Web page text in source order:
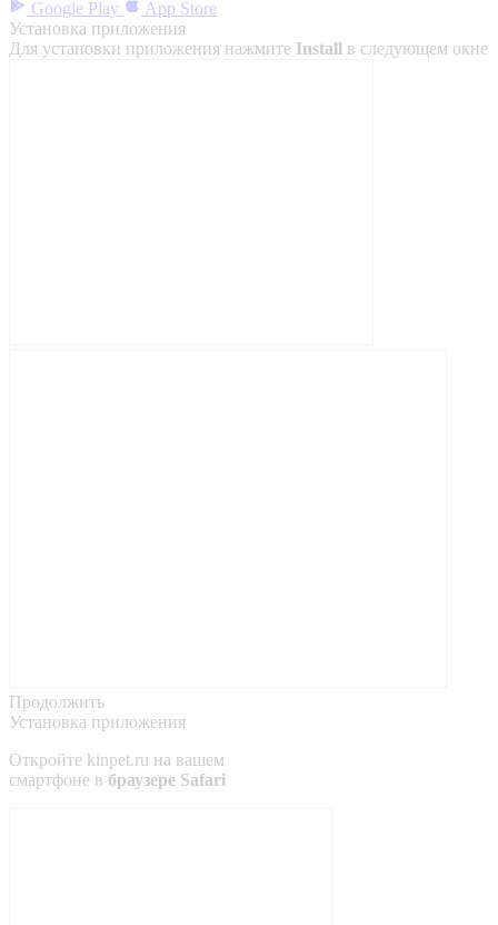
Google Play
App Store
Установка приложения
Для установки приложения нажмите Install в следующем окне
Продолжить
Установка приложения
Откройте kinpet.ru на вашем
смартфоне в браузере Safari